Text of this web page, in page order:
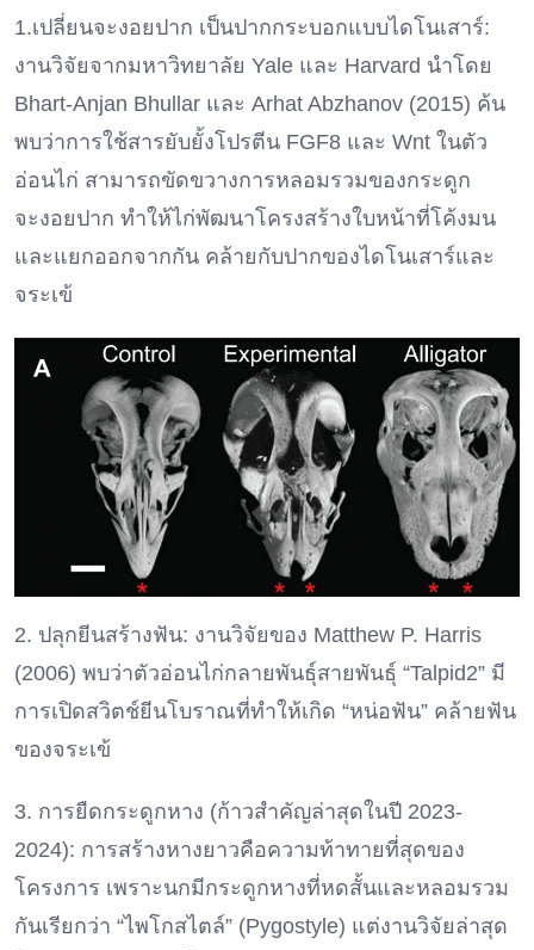
1.เปลี่ยนจะงอยปาก เป็นปากกระบอกแบบไดโนเสาร์:
งานวิจัยจากมหาวิทยาลัย Yale และ Harvard นำโดย
Bhart-Anjan Bhullar และ Arhat Abzhanov (2015) ค้น
พบว่าการใช้สารยับยั้งโปรตีน FGF8 และ Wnt ในตัว
อ่อนไก่ สามารถขัดขวางการหลอมรวมของกระดูก
จะงอยปาก ทำให้ไก่พัฒนาโครงสร้างใบหน้าที่โค้งมน
และแยกออกจากกัน คล้ายกับปากของไดโนเสาร์และ
จระเข้
2. ปลุกยีนสร้างฟัน: งานวิจัยของ Matthew P. Harris
(2006) พบว่าตัวอ่อนไก่กลายพันธุ์สายพันธุ์ “Talpid2” มี
การเปิดสวิตช์ยีนโบราณที่ทำให้เกิด “หน่อฟัน” คล้ายฟัน
ของจระเข้
3. การยืดกระดูกหาง (ก้าวสำคัญล่าสุดในปี 2023-
2024): การสร้างหางยาวคือความท้าทายที่สุดของ
โครงการ เพราะนกมีกระดูกหางที่หดสั้นและหลอมรวม
กันเรียกว่า “ไพโกสไตล์” (Pygostyle) แต่งานวิจัยล่าสุด